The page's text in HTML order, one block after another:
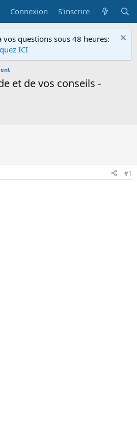
Connexion S'inscrire
vos questions sous 48 heures:
ICI
et de vos conseils -
#1